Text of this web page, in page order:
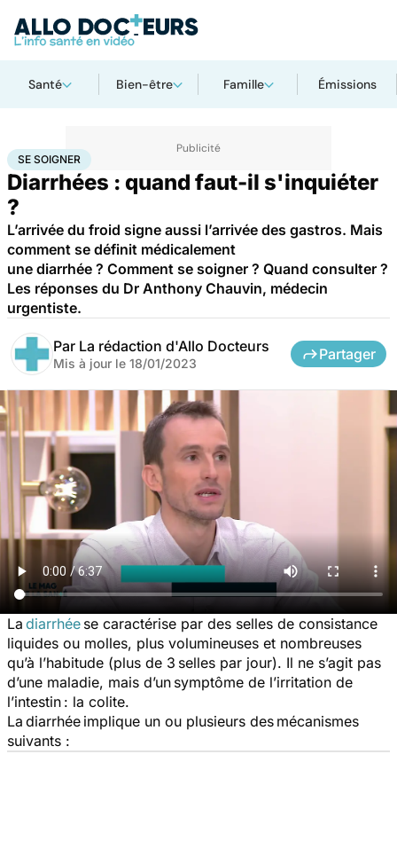
Santé Bien-être Famille Émissions
AccueilSanté Maladies
SE SOIGNER
Diarrhées : quand faut-il s'inquiéter
?
L’arrivée du froid signe aussi l’arrivée des gastros. Mais
comment se définit médicalement
une diarrhée ? Comment se soigner ? Quand consulter ?
Les réponses du Dr Anthony Chauvin, médecin
urgentiste.
Par La rédaction d'Allo Docteurs
Mis à jour le 18/01/2023
Partager
La diarrhée se caractérise par des selles de consistance
liquides ou molles, plus volumineuses et nombreuses
qu’à l’habitude (plus de 3 selles par jour). Il ne s’agit pas
d’une maladie, mais d’un symptôme de l’irritation de
l’intestin : la colite.
La diarrhée implique un ou plusieurs des mécanismes
suivants :